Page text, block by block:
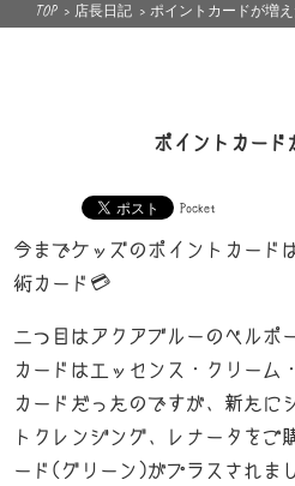
Special
-着付け-
-オリジナル
Low GI
News
K’Z
Access
TOP > 店長日記 > ポイントカードが増え
ポイントカード
Pocket
今までケッズのポイントカード
術カード💳
二つ目はアクアブルーのベルポ
カードはエッセンス・クリーム
カードだったのですが、新たに
トクレンジング、レナータをご
ード(グリーン)がプラスされま